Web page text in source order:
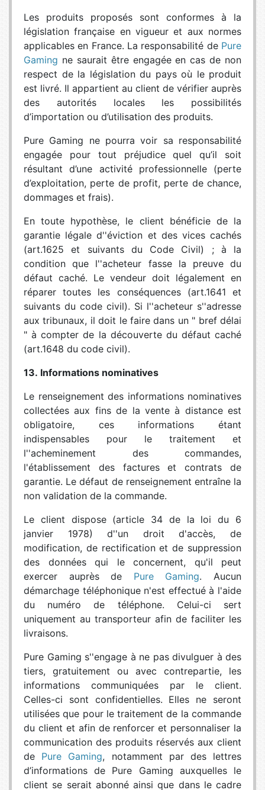
Les produits proposés sont conformes à la
législation française en vigueur et aux normes
applicables en France. La responsabilité de Pure
Gaming ne saurait être engagée en cas de non
respect de la législation du pays où le produit
est livré. Il appartient au client de vérifier auprès
des autorités locales les possibilités
d’importation ou d’utilisation des produits.
Pure Gaming ne pourra voir sa responsabilité
engagée pour tout préjudice quel qu’il soit
résultant d’une activité professionnelle (perte
d’exploitation, perte de profit, perte de chance,
dommages et frais).
En toute hypothèse, le client bénéficie de la
garantie légale d''éviction et des vices cachés
(art.1625 et suivants du Code Civil) ; à la
condition que l''acheteur fasse la preuve du
défaut caché. Le vendeur doit légalement en
réparer toutes les conséquences (art.1641 et
suivants du code civil). Si l''acheteur s''adresse
aux tribunaux, il doit le faire dans un " bref délai
" à compter de la découverte du défaut caché
(art.1648 du code civil).
13. Informations nominatives
Le renseignement des informations nominatives
collectées aux fins de la vente à distance est
obligatoire, ces informations étant
indispensables pour le traitement et
l''acheminement des commandes,
l'établissement des factures et contrats de
garantie. Le défaut de renseignement entraîne la
non validation de la commande.
Le client dispose (article 34 de la loi du 6
janvier 1978) d''un droit d'accès, de
modification, de rectification et de suppression
des données qui le concernent, qu'il peut
exercer auprès de Pure Gaming. Aucun
démarchage téléphonique n'est effectué à l'aide
du numéro de téléphone. Celui-ci sert
uniquement au transporteur afin de faciliter les
livraisons.
Pure Gaming s''engage à ne pas divulguer à des
tiers, gratuitement ou avec contrepartie, les
informations communiquées par le client.
Celles-ci sont confidentielles. Elles ne seront
utilisées que pour le traitement de la commande
du client et afin de renforcer et personnaliser la
communication des produits réservés aux client
de Pure Gaming, notamment par des lettres
d’informations de Pure Gaming auxquelles le
client se serait abonné ainsi que dans le cadre